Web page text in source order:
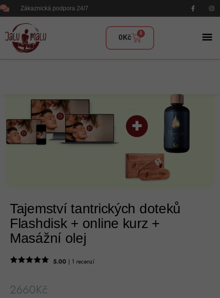
Zákaznická podpora 24/7
0Kč 0
Tajemství tantrických doteků
Flashdisk + online kurz +
Masážní olej
5.00 | 1 recenzí
2660Kč